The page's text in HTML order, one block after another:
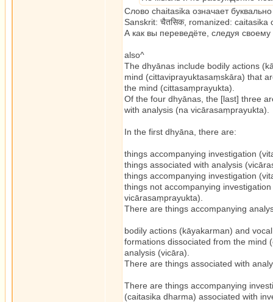
Слово chaitasika означает
Sanskrit: चैतसिक, romanized: caitasika
А как вы переведёте, следуя
also^
The dhyānas include bodily actions
mind (cittaviprayuktasaṃskāra) that
the mind (cittasaṃprayukta).
Of the four dhyānas, the [last] three
with analysis (na vicārasaṃprayukta).
In the first dhyāna, there are:
things accompanying investigation
things associated with analysis
things accompanying investigation
things not accompanying
vicārasaṃprayukta).
There are things accompanying
bodily actions (kāyakarman) and
formations dissociated from the mind
analysis (vicāra).
There are things associated with
There are things accompanying
(caitasika dharma) associated with